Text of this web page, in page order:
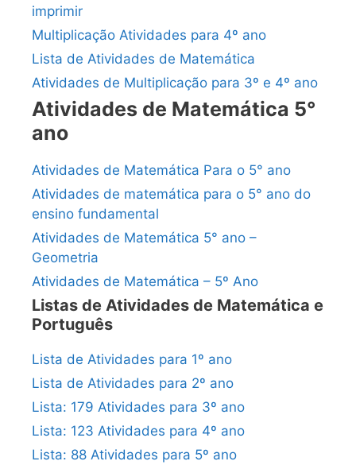
imprimir
Multiplicação Atividades para 4º ano
Lista de Atividades de Matemática
Atividades de Multiplicação para 3º e 4º ano
Atividades de Matemática 5°
ano
Atividades de Matemática Para o 5° ano
Atividades de matemática para o 5° ano do
ensino fundamental
Atividades de Matemática 5° ano –
Geometria
Atividades de Matemática – 5º Ano
Listas de Atividades de Matemática e
Português
Lista de Atividades para 1º ano
Lista de Atividades para 2º ano
Lista: 179 Atividades para 3º ano
Lista: 123 Atividades para 4º ano
Lista: 88 Atividades para 5º ano